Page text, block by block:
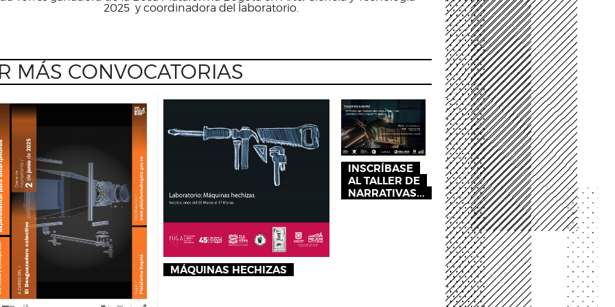
2025 y coordinadora del laboratorio.
MÁS CONVOCATORIAS
MÁQUINAS HECHIZAS
INSCRÍBASE
AL TALLER DE
NARRATIVAS...